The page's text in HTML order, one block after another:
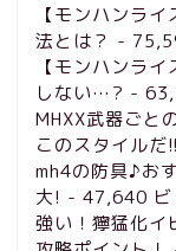
【モンハンラ
法とは？ -
【モンハンラ
しない…? -
MHXX武器ごと
このスタイルだ!!
mh4の防具♪お
大! - 47,640 ビ
強い！獰猛化イ